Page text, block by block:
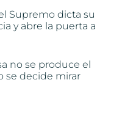
Supremo dicta su
y abre la puerta a
no se produce el
se decide mirar